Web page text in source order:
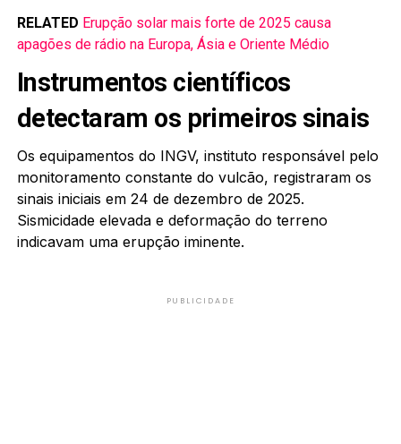
RELATED Erupção solar mais forte de 2025 causa
apagões de rádio na Europa, Ásia e Oriente Médio
Instrumentos científicos
detectaram os primeiros sinais
Os equipamentos do INGV, instituto responsável pelo
monitoramento constante do vulcão, registraram os
sinais iniciais em 24 de dezembro de 2025.
Sismicidade elevada e deformação do terreno
indicavam uma erupção iminente.
PUBLICIDADE